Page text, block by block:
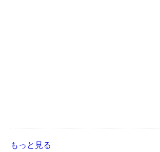
もっと見る